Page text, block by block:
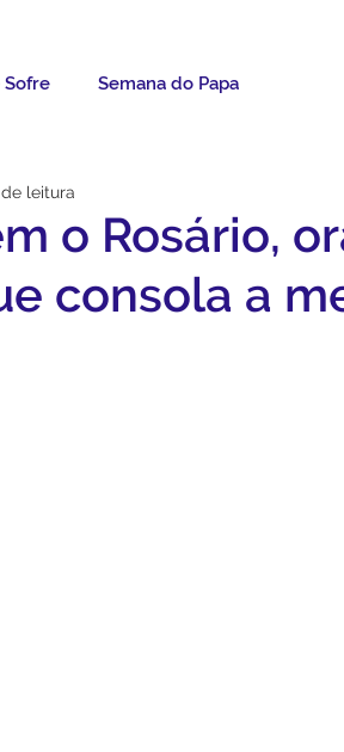
Sofre Semana do Papa
Artigos Avisos da
o Rosário,
consola a
leitura